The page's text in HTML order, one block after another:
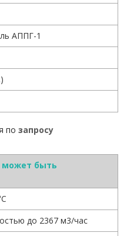
АППГ-1
по запросу
может быть
до 2367 м3/час